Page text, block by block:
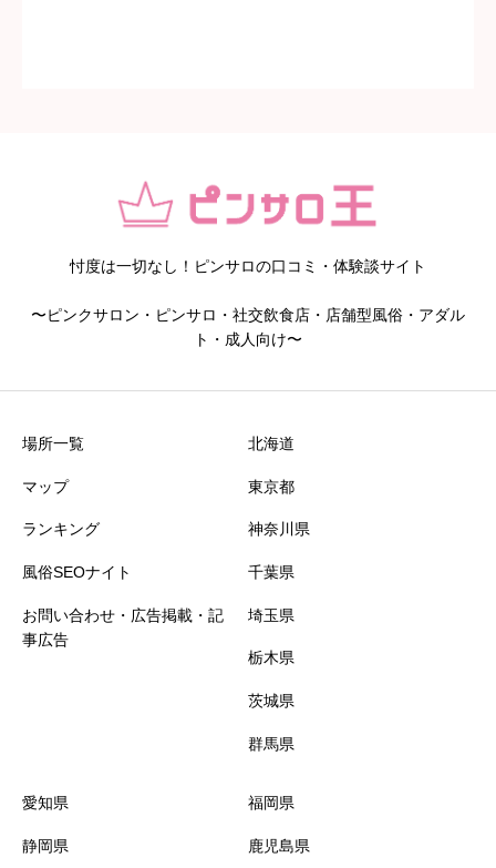
忖度は一切なし！ピンサロの口コミ・体験談サイト
〜ピンクサロン・ピンサロ・社交飲食店・店舗型風俗・アダル
ト・成人向け〜
場所一覧
マップ
ランキング
風俗SEOナイト
お問い合わせ・広告掲載・記
事広告
北海道
東京都
神奈川県
千葉県
埼玉県
栃木県
茨城県
群馬県
愛知県
静岡県
福岡県
鹿児島県